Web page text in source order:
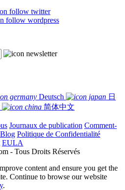
Deutsch
日
简体中文
Journaux de publication Comment-
Blog Politique de Confidentialité
EULA
- Tous Droits Réservés
content and ensure you get the
Continue to browse our website
.